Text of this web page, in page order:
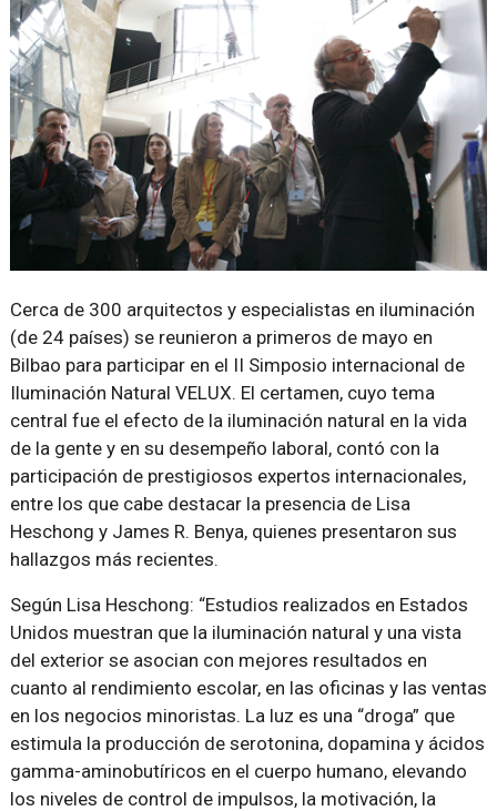
Cerca de 300 arquitectos y especialistas en iluminación
(de 24 países) se reunieron a primeros de mayo en
Bilbao para participar en el II Simposio internacional de
Iluminación Natural VELUX. El certamen, cuyo tema
central fue el efecto de la iluminación natural en la vida
de la gente y en su desempeño laboral, contó con la
participación de prestigiosos expertos internacionales,
entre los que cabe destacar la presencia de Lisa
Heschong y James R. Benya, quienes presentaron sus
hallazgos más recientes.
Según Lisa Heschong: “Estudios realizados en Estados
Unidos muestran que la iluminación natural y una vista
del exterior se asocian con mejores resultados en
cuanto al rendimiento escolar, en las oficinas y las ventas
en los negocios minoristas. La luz es una “droga” que
estimula la producción de serotonina, dopamina y ácidos
gamma-aminobutíricos en el cuerpo humano, elevando
los niveles de control de impulsos, la motivación, la